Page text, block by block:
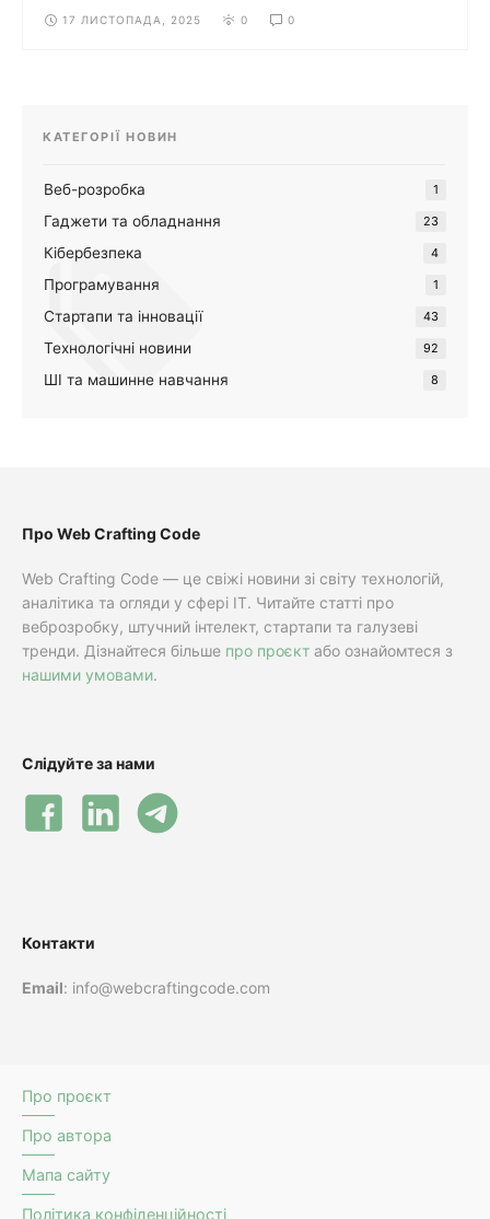
17 ЛИСТОПАДА, 2025 0 0
КАТЕГОРІЇ НОВИН
Веб-розробка 1
Гаджети та обладнання 23
Кібербезпека 4
Програмування 1
Стартапи та інновації 43
Технологічні новини 92
ШІ та машинне навчання 8
Про Web Crafting Code
Web Crafting Code — це свіжі новини зі світу технологій,
аналітика та огляди у сфері IT. Читайте статті про
веброзробку, штучний інтелект, стартапи та галузеві
тренди. Дізнайтеся більше про проєкт або ознайомтеся з
нашими умовами.
Слідуйте за нами
Контакти
Email: info@webcraftingcode.com
Про проєкт
Про автора
Мапа сайту
Політика конфіденційності